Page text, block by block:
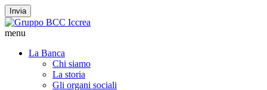
Invia
menu
La Banca
Chi siamo
La storia
Gli organi sociali